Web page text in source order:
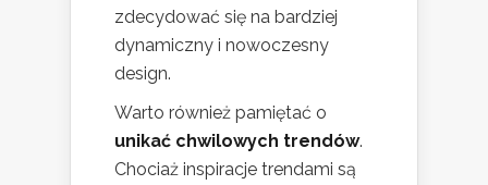
zdecydować się na bardziej
dynamiczny i nowoczesny
design.
Warto również pamiętać o
unikać chwilowych trendów.
Chociaż inspiracje trendami są